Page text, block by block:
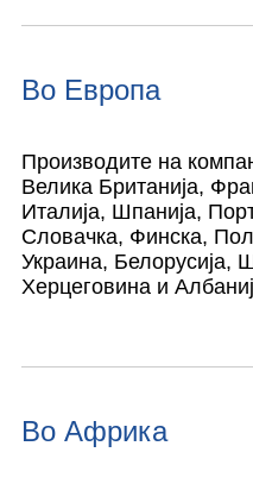
Во Европа
Производите на
Велика Британија,
Италија, Шпанија,
Словачка, Финска,
Украина, Белорусија,
Херцеговина и
Во Африка